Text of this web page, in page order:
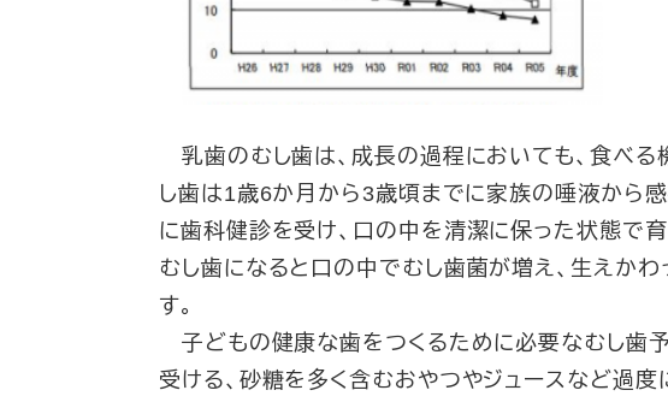
乳歯のむし歯は、成長の過程においても、食べる
し歯は1歳6か月から3歳頃までに家族の唾液から
に歯科健診を受け、口の中を清潔に保った状態で
むし歯になると口の中でむし歯菌が増え、生えか
す。
子どもの健康な歯をつくるために必要なむし歯
受ける、砂糖を多く含むおやつやジュースなど過